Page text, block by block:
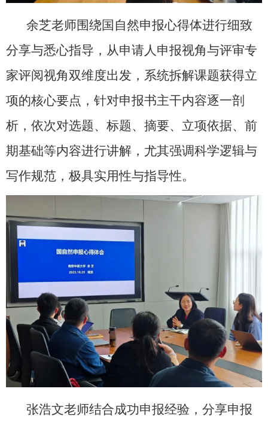
余芝老师围绕国自然申报心得体进行细致
分享与悉心指导，从申请人申报视角与评审专
家评阅视角双维度出发，系统拆解课题获得立
项的核心要点，针对申报书主干内容逐一剖
析，依次对选题、标题、摘要、立项依据、前
期基础等内容进行讲解，尤其强调科学逻辑与
写作规范，极具实用性与指导性。
张浩文老师结合成功申报经验，分享申报